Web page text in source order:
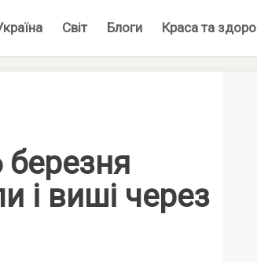
Світ Блоги Краса та
березня
і виші через